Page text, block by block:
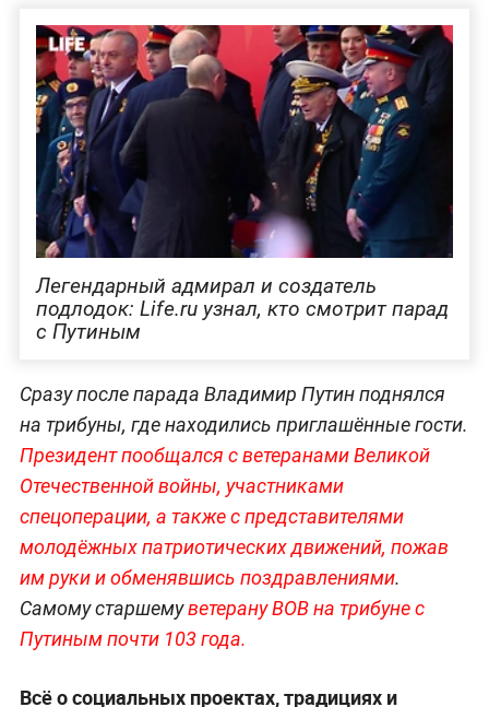
Легендарный адмирал и создатель
подлодок: Life.ru узнал, кто смотрит парад
с Путиным
Сразу после парада Владимир Путин поднялся
на трибуны, где находились приглашённые гости.
Президент пообщался с ветеранами Великой
Отечественной войны, участниками
спецоперации, а также с представителями
молодёжных патриотических движений, пожав
им руки и обменявшись поздравлениями.
Самому старшемуветерану ВОВ на трибуне с
Путиным почти 103 года.
Всё о социальных проектах, традициях и